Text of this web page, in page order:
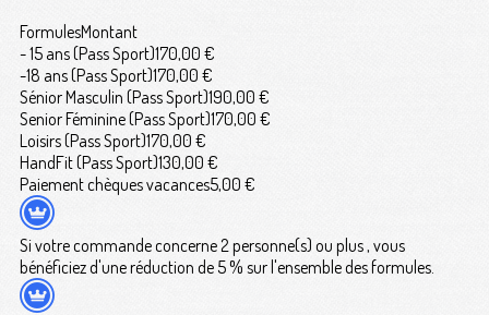
FormulesMontant
- 15 ans (Pass Sport)170,00 €
-18 ans (Pass Sport)170,00 €
Sénior Masculin (Pass Sport)190,00 €
Senior Féminine (Pass Sport)170,00 €
Loisirs (Pass Sport)170,00 €
HandFit (Pass Sport)130,00 €
Paiement chèques vacances5,00 €
Si votre commande concerne 2 personne(s) ou plus , vous
bénéficiez d'une réduction de 5 % sur l'ensemble des formules.